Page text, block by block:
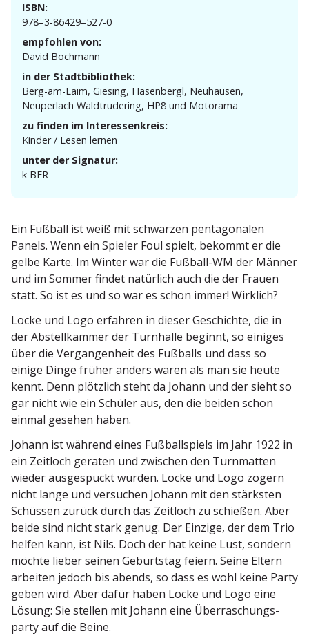
ISBN:
978–3‑86429–527‑0
empfohlen von:
David Bochmann
in der Stadtbibliothek:
Berg-am-Laim, Giesing, Hasen­bergl, Neuhausen,
Neuperlach Waldtru­dering, HP8 und Motorama
zu finden im Interessenkreis:
Kinder / Lesen lernen
unter der Signatur:
k BER
Ein Fußball ist weiß mit schwarzen penta­go­nalen
Panels. Wenn ein Spieler Foul spielt, bekommt er die
gelbe Karte. Im Winter war die Fußball-WM der Männer
und im Sommer findet natürlich auch die der Frauen
statt. So ist es und so war es schon immer! Wirklich?
Locke und Logo erfahren in dieser Geschichte, die in
der Abstell­kammer der Turnhalle beginnt, so einiges
über die Vergan­genheit des Fußballs und dass so
einige Dinge früher anders waren als man sie heute
kennt. Denn plötzlich steht da Johann und der sieht so
gar nicht wie ein Schüler aus, den die beiden schon
einmal gesehen haben.
Johann ist während eines Fußball­spiels im Jahr 1922 in
ein Zeitloch geraten und zwischen den Turnmatten
wieder ausge­spuckt wurden. Locke und Logo zögern
nicht lange und versuchen Johann mit den stärksten
Schüssen zurück durch das Zeitloch zu schießen. Aber
beide sind nicht stark genug. Der Einzige, der dem Trio
helfen kann, ist Nils. Doch der hat keine Lust, sondern
möchte lieber seinen Geburtstag feiern. Seine Eltern
arbeiten jedoch bis abends, so dass es wohl keine Party
geben wird. Aber dafür haben Locke und Logo eine
Lösung: Sie stellen mit Johann eine Überra­schungs­
party auf die Beine.